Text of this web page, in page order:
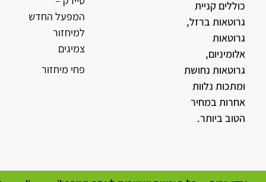
כוללים קניית
גרוטאות ברזל,
גרוטאות
אלומיניום,
גרוטאות נחושת
ומתכות נלוות
אחרות במחיר
הטוב ביותר.
המפעל החדש
למיחזור
צמיגים
פחי מיחזור